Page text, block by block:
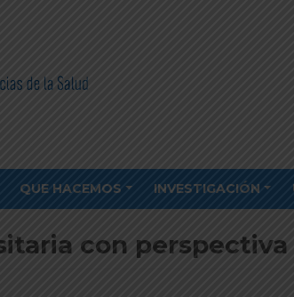
QUE HACEMOS INVESTIGACIÓN
con